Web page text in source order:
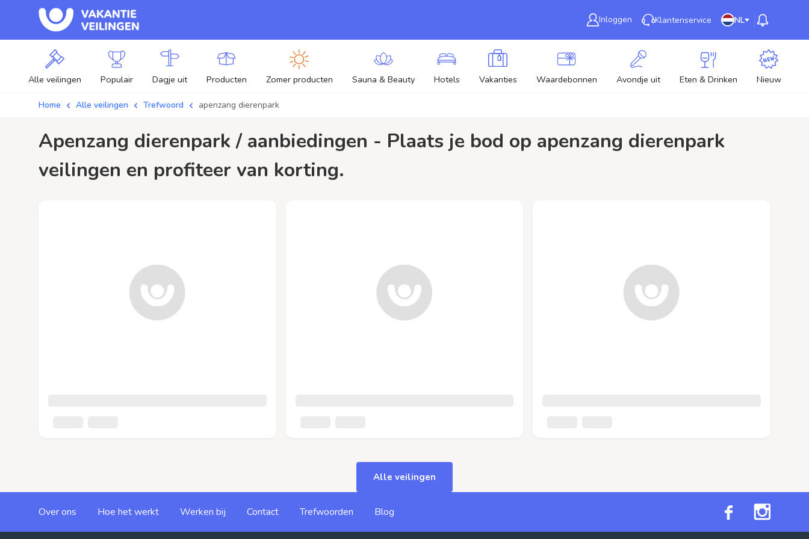
Inloggen Klantenservice NL
Alle veilingen Populair Dagje uit Producten Zomer producten Sauna & Beauty Hotels Vakanties Waardebonnen Avondje uit Eten & Drinken Nieuw
Home Alle veilingen Trefwoord apenzang dierenpark
apenzang dierenpark / aanbiedingen - Plaats je bod op apenzang dierenpark
veilingen en profiteer van korting.
Alle veilingen
Over ons Hoe het werkt Werken bij Contact Trefwoorden Blog